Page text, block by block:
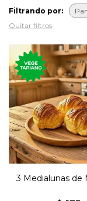
Filtrando por:
Quitar filtros
Tres
manteca.
3 Medialunas de